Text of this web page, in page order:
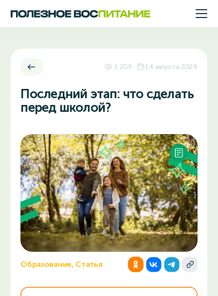
1 209 14 августа 2024
Последний этап: что сделать
перед школой?
Образование, Статья